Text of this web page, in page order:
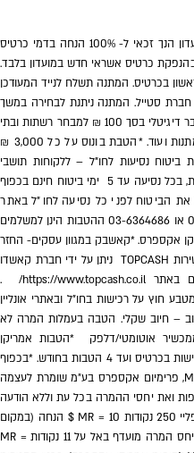
*הטבה בדמי כרטיס – במסגרת חברותך במועדון הנך זכאי ל- 100% הנחה בדמי כרטיס
כרטיס אשראי חדש במועדון בלבד.
בכרטיס. המתנה תשלח לנייד המעודכן
סטייל. המתנה ניתנת לבחירה במשך
חצי שנה מיום קבלת המסרון. המתנה הינה שובר דיגיטלי בסך 100 ₪ למבחר רשתות ובתי
קפה, רשתות אופנה, ספורט, מוצרים לבית, מתנות ועוד. *הטבת בונוס על כל 3,000 ₪
בחודש. הטבת ביטוח נסיעות לחו"ל – ללקוחות תושבי
ישראל, עד גיל 85 ללא הגבלה במספר הנסיעות, בכל נסיעה עד 5 ימי ביטוח חינם בכפוף
את הביטוח לפני כל נסיעה לחו"ל באתר
האינטרנט באזור חו"ל או בטלפון : 03-6381919 או 03-6364686 ההטבות הינן למשלמים
אקספרס.*קאשבק במגוון עסקים- החזר
כספי בכל קנייה + ‎7% על ההחזר החודשי – שירות TOPCASH ניתן על ידי חברת קאשדו
באתרhttps://www.topcash.co.il/
.
עסקאות במטבע חוץ על רכישות בחו"ל ובאתרי אונליין
– חיוב שקלי. הטבה בעמלות המרה לא
אוטומטי/דלפק *הטבות אמריקן
אקספרס – *הטבת בונוס על כל 3,000 ₪ רכישות בכרטיס ועד 4 הטבות בחודש. *בכפוף
לתקנון תכנית ההטבות Membership Rewards, פרימיום אקספרס בע״מ שומרת לעצמה
ואת יחסי ההמרה בכל עת וללא הודעה
מוקדמת..יחס המרה מועדף באתר אקספרס פליי 250 נקודות MR = 10 $ הנחה (במקום
390 נקודות לכלל לקוחות אמריקן אקספרס) ויחס המרה מועדף באל על 11 נקודות MR =